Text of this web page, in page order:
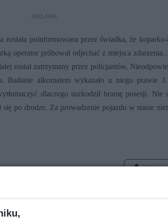
poinformowana przez świadka, że koparko-
operator próbował odjechać z miejsca
został zatrzymany przez policjantów.
Badanie alkomatem wykazało u niego prawie
dlaczego uszkodził bramę posesji. Nie
po drodze. Za prowadzenie pojazdu w stanie